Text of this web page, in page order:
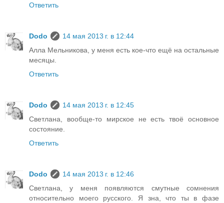
Ответить
Dodo
14 мая 2013 г. в 12:44
Алла Мельникова, у меня есть кое-что ещё на остальные
месяцы.
Ответить
Dodo
14 мая 2013 г. в 12:45
Светлана, вообще-то мирское не есть твоё основное
состояние.
Ответить
Dodo
14 мая 2013 г. в 12:46
Светлана, у меня появляются смутные сомнения
относительно моего русского. Я зна, что ты в фазе